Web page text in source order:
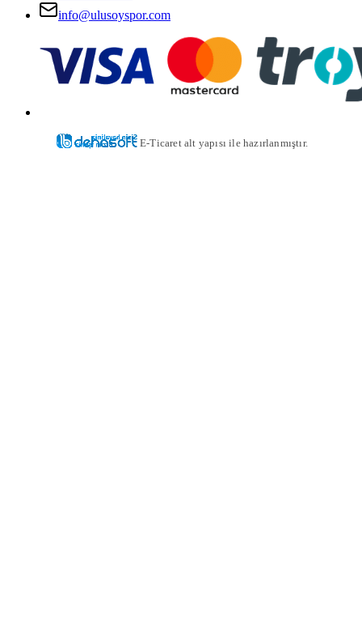
info@ulusoyspor.com
E-Ticaret alt yapısı ile hazırlanmıştır.